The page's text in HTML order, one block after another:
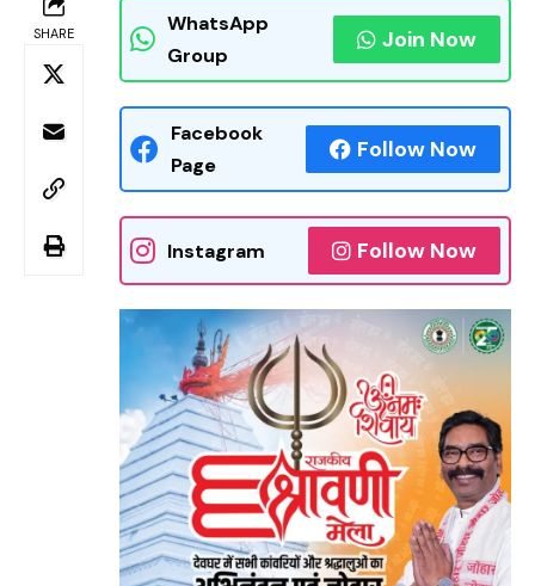
SHARE
WhatsApp
Group
Join Now
Facebook
Page
Follow Now
Instagram Follow Now